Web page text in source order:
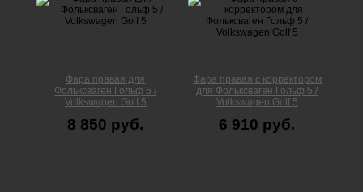
Фара правая для
Фольксваген Гольф 5 /
Volkswagen Golf 5
8 850 руб.
Фара правая с корректором
для Фольксваген Гольф 5 /
Volkswagen Golf 5
6 910 руб.